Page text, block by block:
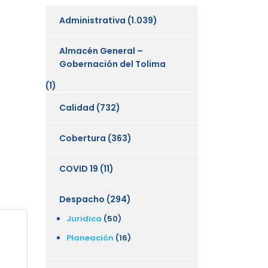
Administrativa (1.039)
Almacén General –
Gobernación del Tolima
(1)
Calidad (732)
Cobertura (363)
COVID 19 (11)
Despacho (294)
Juridica (50)
Planeación (16)